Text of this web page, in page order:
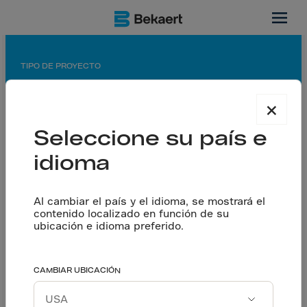
Ontario, CA
TIPO DE PROYECTO
Almacén / Centro de distribución
Piso cortado con sierra
SOCIOS
Contratista de pisos: Belmont Concrete Finishing
Diseñador: Dorlan Tacoma Engineering &amp;
Dorlan Engineering Consultants Inc
Hablemos
×
Seleccione su país e
idioma
Al cambiar el país y el idioma, se mostrará el
contenido localizado en función de su
ubicación e idioma preferido.
CAMBIAR UBICACIÓN
Cumple con los más